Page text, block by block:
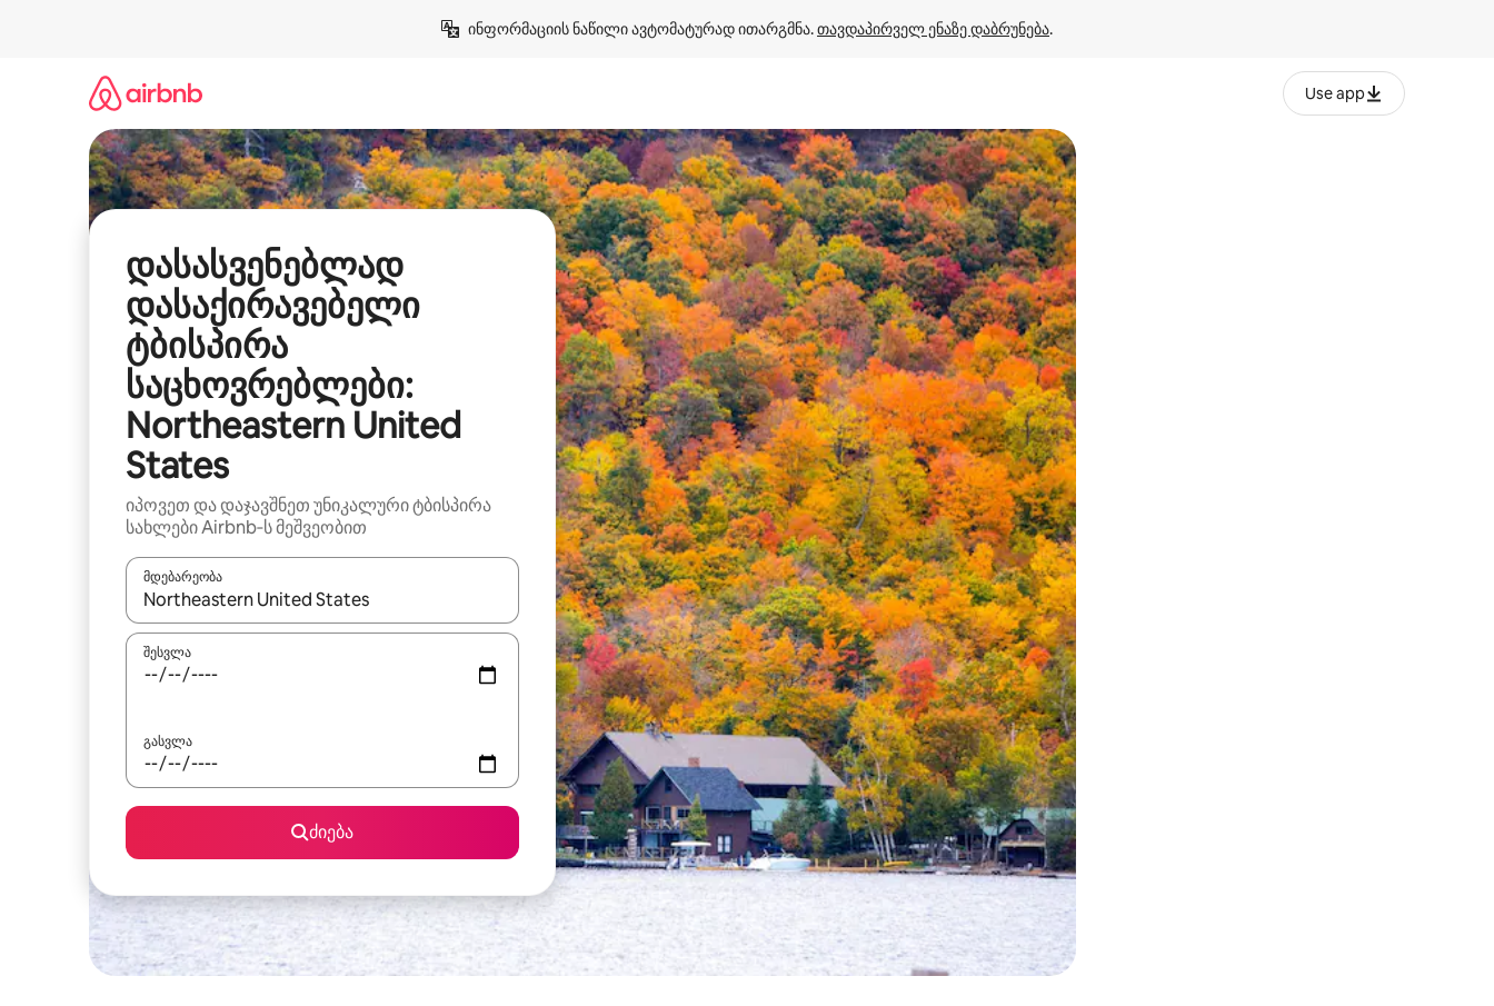
ინფორმაციის ნაწილი ავტომატურად ითარგმნა. თავდაპირველ ენაზე დაბრუნება.
Use app
დასასვენებლად
დასაქირავებელი
ტბისპირა
საცხოვრებლები:
Northeastern United
States
იპოვეთ და დაჯავშნეთ უნიკალური ტბისპირა
სახლები Airbnb‑ს მეშვეობით
მდებარეობა
როცა შედეგები ხელმისაწვდომი გახდება, ნავიგაციისთვის გამოიყენეთ კლავიშები ზემოთ/ქვემოთ მიმართული ისრებით ან შეხებისა თუ თითის გასმის ჟესტები.
შესვლა
გასვლა
ძიება